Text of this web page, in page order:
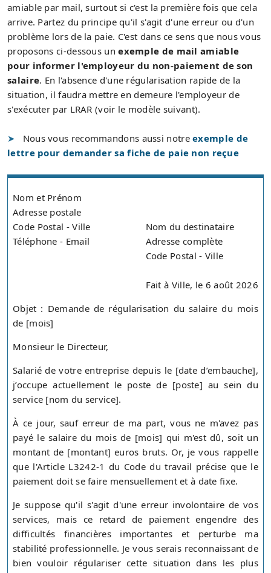
amiable par mail, surtout si c'est la première fois que cela
arrive. Partez du principe qu'il s'agit d'une erreur ou d'un
problème lors de la paie. C'est dans ce sens que nous vous
proposons ci-dessous unexemple de mail amiable
pour informer l'employeur du non-paiement de son
salaire. En l'absence d'une régularisation rapide de la
situation, il faudra mettre en demeure l'employeur de
s'exécuter par LRAR (voir le modèle suivant).
Nous vous recommandons aussi notreexemple de
lettre pour demander sa fiche de paie non reçue
Nom et Prénom
Adresse postale
Code Postal - Ville
Téléphone - Email
Nom du destinataire
Adresse complète
Code Postal - Ville
Fait à Ville, le 6 août 2026
Objet : Demande de régularisation du salaire du mois
de [mois]
Monsieur le Directeur,
Salarié de votre entreprise depuis le [date d’embauche],
j’occupe actuellement le poste de [poste] au sein du
service [nom du service].
À ce jour, sauf erreur de ma part, vous ne m'avez pas
payé le salaire du mois de [mois] qui m'est dû, soit un
montant de [montant] euros bruts. Or, je vous rappelle
que l'Article L3242-1 du Code du travail précise que le
paiement doit se faire mensuellement et à date fixe.
Je suppose qu'il s'agit d'une erreur involontaire de vos
services, mais ce retard de paiement engendre des
difficultés financières importantes et perturbe ma
stabilité professionnelle. Je vous serais reconnaissant de
bien vouloir régulariser cette situation dans les plus